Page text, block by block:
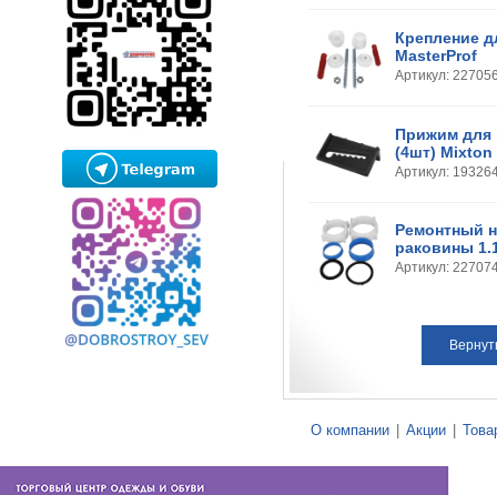
Крепление
MasterProf
Артикул:
Прижим для
(4шт) Mixton
Артикул:
Ремонтный
раковины
Артикул:
О компании Акции